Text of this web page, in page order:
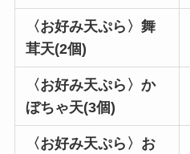
〈お好み天ぷら〉舞
茸天(2個)
〈お好み天ぷら〉か
ぼちゃ天(3個)
〈お好み天ぷら〉お